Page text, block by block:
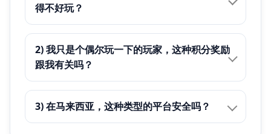
得不好玩？
2) 我只是个偶尔玩一下的玩家，这种积分奖励
跟我有关吗？
3) 在马来西亚，这种类型的平台安全吗？